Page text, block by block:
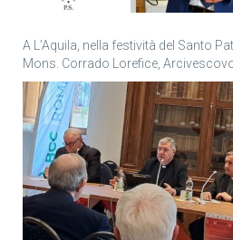
A L’Aquila, nella festività del Santo
Mons. Corrado Lorefice,